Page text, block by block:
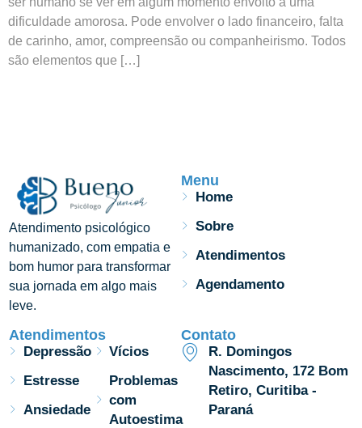
dificuldade amorosa. Pode envolver o lado financeiro, falta
de carinho, amor, compreensão ou companheirismo. Todos
são elementos que […]
Atendimento psicológico
humanizado, com empatia e
bom humor para transformar
sua jornada em algo mais
leve.
Menu
Home
Sobre
Atendimentos
Agendamento
Atendimentos
Depressão
Estresse
Ansiedade
Vícios
Problemas
com
Autoestima
Contato
R. Domingos
Nascimento, 172 Bom
Retiro, Curitiba -
Paraná